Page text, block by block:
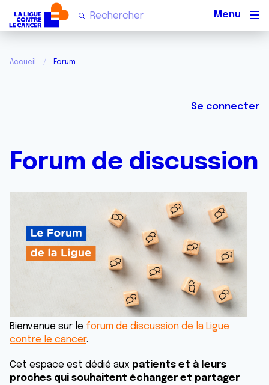
Accueil Forum
Se connecter
Forum de discussion
Bienvenue sur le forum de discussion de la Ligue
contre le cancer.
Cet espace est dédié aux patients et à leurs
proches qui souhaitent échanger et partager